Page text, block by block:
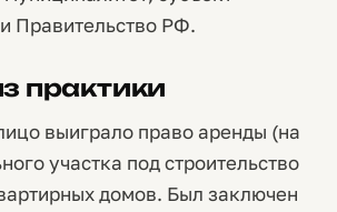
Правительство РФ.
практики
выиграло право аренды (на
участка под строительство
домов. Был заключен